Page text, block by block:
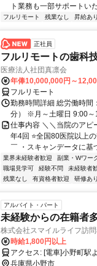
ト業務も一部サポートい
フルリモート 残業なし 昇給あり
正社員
フルリモートの歯科
医療法人社団真凛会
年俸10,000,000円～
フルリモート
勤務時間詳細 総労働時
分） ※月～土曜日 9:00
仕事内容 ＼＼当院のアピ
年4回 ⭐全国80医院以上
￣ ・スキャンデータに基
業界未経験者歓迎 副業・Wワー
職場見学可
経験不問 未経験者
残業なし
有資格者歓迎 研修あり
アルバイト・パート
未経験からの在籍者
株式会社スマイルライフ訪
時給1,800円以上
アクセス: [電車]小
兵庫県小野市